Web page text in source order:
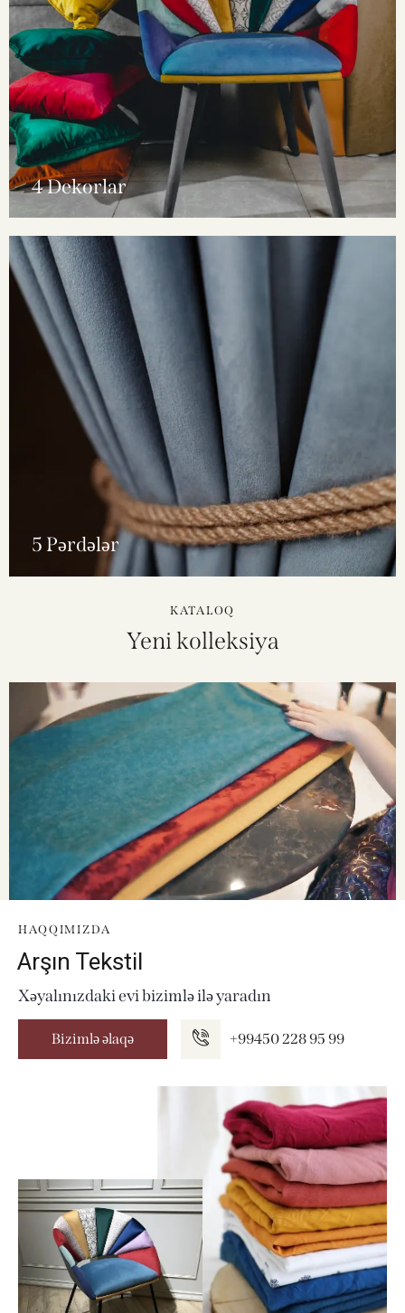
4 Dekorlar
5 Pərdələr
KATALOQ
Yeni kolleksiya
HAQQIMIZDA
Arşın Tekstil
Xəyalınızdaki evi bizimlə ilə yaradın
Bizimlə əlaqə +99450 228 95 99